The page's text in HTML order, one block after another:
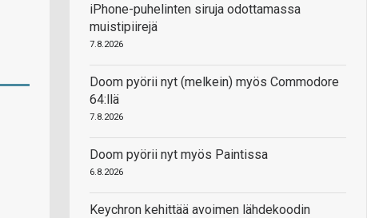
iPhone-puhelinten siruja odottamassa
muistipiirejä
7.8.2026
Doom pyörii nyt (melkein) myös Commodore
64:llä
7.8.2026
Doom pyörii nyt myös Paintissa
6.8.2026
Keychron kehittää avoimen lähdekoodin